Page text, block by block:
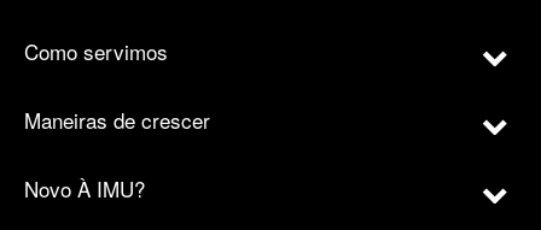
Como servimos
Maneiras de crescer
Novo À IMU?